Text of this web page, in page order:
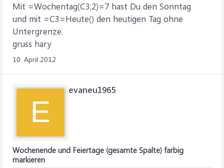
Mit =Wochentag(C3;2)=7 hast Du den Sonntag
und mit =C3=Heute() den heutigen Tag ohne
Untergrenze.
gruss hary
10. April 2012
E
evaneu1965
Wochenende und Feiertage (gesamte Spalte) farbig
markieren